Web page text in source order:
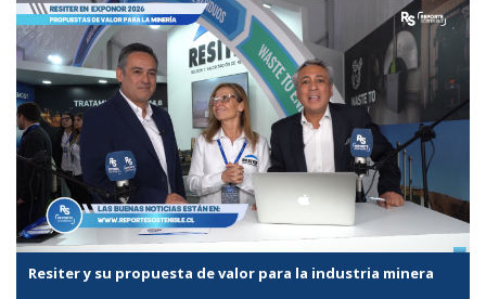
Resiter y su propuesta de valor para la industria minera